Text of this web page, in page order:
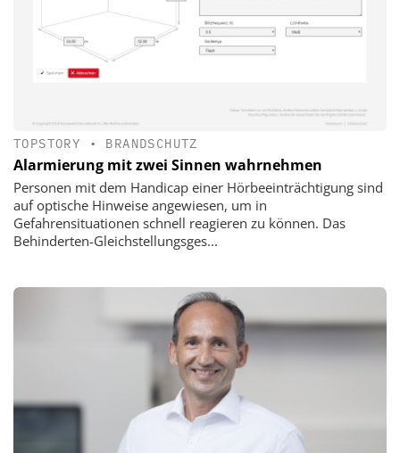
TOPSTORY • BRANDSCHUTZ
Alarmierung mit zwei Sinnen wahrnehmen
Personen mit dem Handicap einer Hörbeeinträchtigung sind
auf optische Hinweise angewiesen, um in
Gefahrensituationen schnell reagieren zu können. Das
Behinderten-Gleichstellungsges...